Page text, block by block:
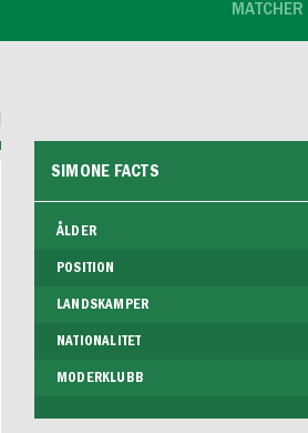
MATCHER
SIMONE FACTS
ÅLDER
POSITION
LANDSKAMPER
NATIONALITET
MODERKLUBB